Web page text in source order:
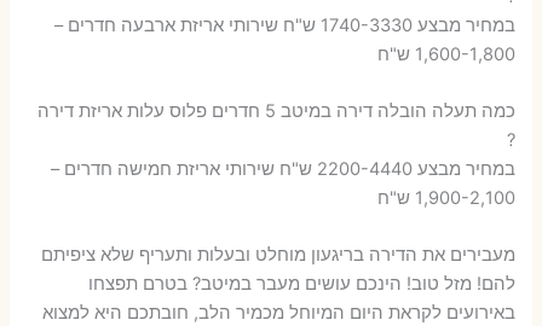
במחיר מבצע 1740-3330 ש"ח שירותי אריזת ארבעה חדרים –
1,600-1,800 ש"ח
כמה תעלה הובלה דירה במיטב 5 חדרים פלוס עלות אריזת דירה
?
במחיר מבצע 2200-4440 ש"ח שירותי אריזת חמישה חדרים –
1,900-2,100 ש"ח
מעבירים את הדירה בריגעון מוחלט ובעלות ותעריף שלא ציפיתם
להם! מזל טוב! הינכם עושים מעבר במיטב? בטרם תפצחו
באירועים לקראת היום המיוחל מכמיר הלב, חובתכם היא למצוא